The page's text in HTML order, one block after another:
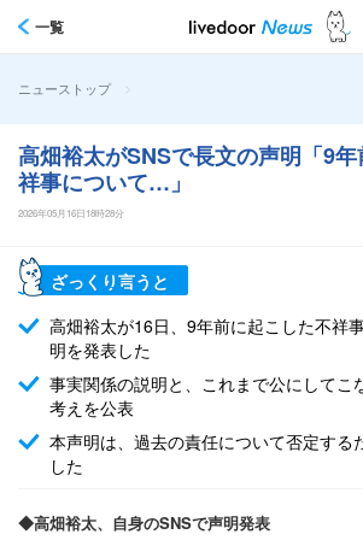
一覧
ニューストップ >
高畑裕太がSNSで長文の声明「9
祥事について…」
2026年05月16日18時28分
ざっくり言うと
高畑裕太が16日、9年前に起こした不祥
明を発表した
事実関係の説明と、これまで公にしてこ
考えを公表
本声明は、過去の責任について否定する
した
◆高畑裕太、自身のSNSで声明発表